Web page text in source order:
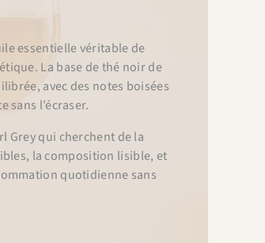
essentielle véritable de
La base de thé noir de
avec des notes boisées
sans l’écraser.
Grey qui cherchent de la
la composition lisible, et
quotidienne sans